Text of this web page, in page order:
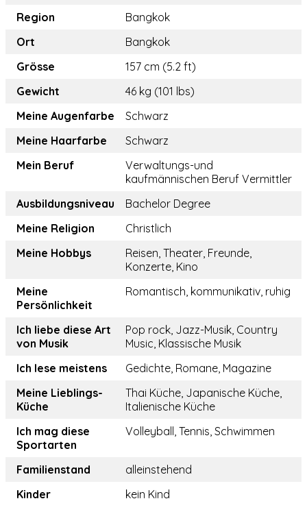
Region
Bangkok
Ort
Bangkok
Grösse
157 cm (5.2 ft)
Gewicht
46 kg (101 lbs)
Meine Augenfarbe
Schwarz
Meine Haarfarbe
Schwarz
Mein Beruf
Verwaltungs-und
kaufmännischen Beruf Vermittler
Ausbildungsniveau
Bachelor Degree
Meine Religion
Christlich
Meine Hobbys
Reisen, Theater, Freunde,
Konzerte, Kino
Meine
Persönlichkeit
Romantisch, kommunikativ, ruhig
Ich liebe diese Art
von Musik
Pop rock, Jazz-Musik, Country
Music, Klassische Musik
Ich lese meistens
Gedichte, Romane, Magazine
Meine Lieblings-
Küche
Thai Küche, Japanische Küche,
Italienische Küche
Ich mag diese
Sportarten
Volleyball, Tennis, Schwimmen
Familienstand
alleinstehend
Kinder
kein Kind